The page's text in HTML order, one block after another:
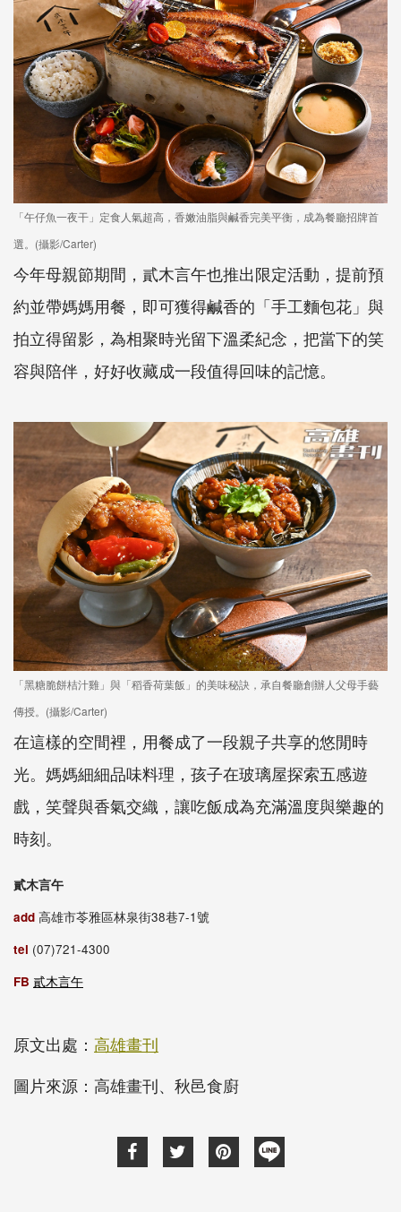
「午仔魚一夜干」定食人氣超高，香嫩油脂與鹹香完美平衡，成為餐廳招牌首
選。(攝影/Carter)
今年母親節期間，貳木言午也推出限定活動，提前預
約並帶媽媽用餐，即可獲得鹹香的「手工麵包花」與
拍立得留影，為相聚時光留下溫柔紀念，把當下的笑
容與陪伴，好好收藏成一段值得回味的記憶。
「黑糖脆餅桔汁雞」與「稻香荷葉飯」的美味秘訣，承自餐廳創辦人父母手藝
傳授。(攝影/Carter)
在這樣的空間裡，用餐成了一段親子共享的悠閒時
光。媽媽細細品味料理，孩子在玻璃屋探索五感遊
戲，笑聲與香氣交織，讓吃飯成為充滿溫度與樂趣的
時刻。
貳木言午
add 高雄市苓雅區林泉街38巷7-1號
tel (07)721-4300
FB 貳木言午
原文出處： 高雄畫刊
圖片來源：高雄畫刊、秋邑食廚